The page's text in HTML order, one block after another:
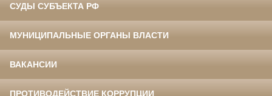
СУДЫ СУБЪЕКТА РФ
МУНИЦИПАЛЬНЫЕ ОРГАНЫ ВЛАСТИ
ВАКАНСИИ
ПРОТИВОДЕЙСТВИЕ КОРРУПЦИИ